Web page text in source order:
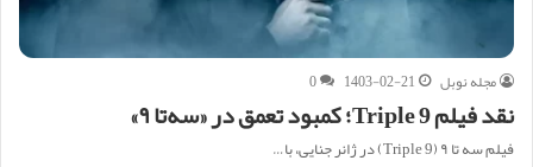
مجله نوبل 1403-02-21
0
نقد فیلم Triple 9؛ کمبود تعمق در «سه‌تا ۹»
فیلم سه‌ تا ۹ (Triple 9) در ژانر جنایی، با…